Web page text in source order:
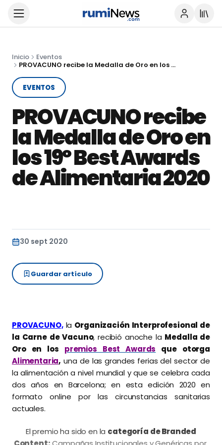
Inicio
Eventos
PROVACUNO recibe la Medalla de Oro en los 19º Best Awards de Alimentaria 2020
EVENTOS
PROVACUNO recibe
la Medalla de Oro en
los 19º Best Awards
de Alimentaria 2020
30 sept 2020
Guardar artículo
PROVACUNO,la Organización Interprofesional de
la Carne de Vacuno, recibió anoche la Medalla de
Oro en los premios Best Awards que otorga
Alimentaria, una de las grandes ferias del sector de
la alimentación a nivel mundial y que se celebra cada
dos años en Barcelona; en esta edición 2020 en
formato online por las circunstancias sanitarias
actuales.
El premio ha sido en la categoría de Branded